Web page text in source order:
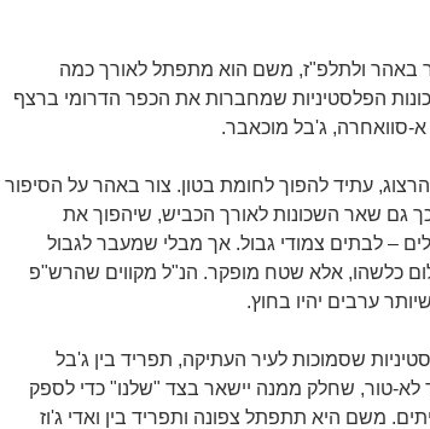
באהר ולתלפ"ז, משם הוא מתפתל לאורך כמה
הפלסטיניות שמחברות את הכפר הדרומי ברצף
א-סוואחרה, ג'בל מוכאבר.
עתיד להפוך לחומת בטון. צור באהר על הסיפור
גם שאר השכונות לאורך הכביש, שיהפוך את
– לבתים צמודי גבול. אך מבלי שמעבר לגבול
כלשהו, אלא שטח מופקר. הנ"ל מקווים שהרש"פ
ערבים יהיו בחוץ.
שסמוכות לעיר העתיקה, תפריד בין ג'בל
לא-טור, שחלק ממנה יישאר בצד "שלנו" כדי לספק
משם היא תתפתל צפונה ותפריד בין ואדי ג'וז